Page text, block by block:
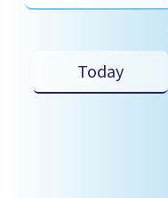
Skip Calendar
Today